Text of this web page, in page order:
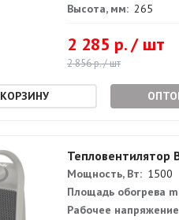
Высота, мм: 265
2 285 р. / шт
2 856 р. / шт
Тепловентилятор
Мощность, Вт: 1500
Площадь обогрева
Рабочее